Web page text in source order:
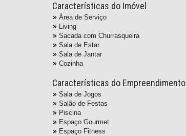
Características do Imóvel
Área de Serviço
Living
Sacada com Churrasqueira
Sala de Estar
Sala de Jantar
Cozinha
Características do Empreendimento
Sala de Jogos
Salão de Festas
Piscina
Espaço Gourmet
Espaço Fitness